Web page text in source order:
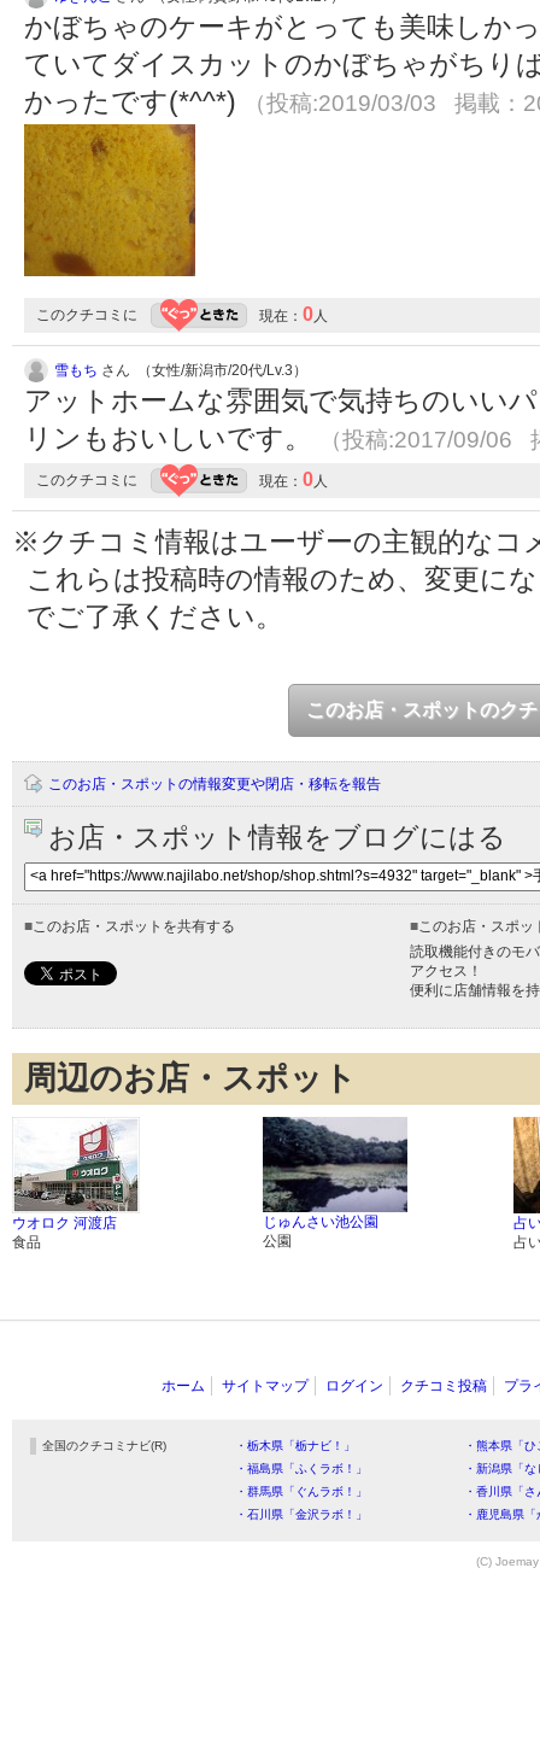
かぼちゃのケーキがとっても美味しか
ていてダイスカットのかぼちゃがちり
かったです(*^^*)
（投稿:2019/03/03 掲載：
このクチコミに 現在： 0 人
雪もち さん （女性/新潟市/20代/Lv.3）
アットホームな雰囲気で気持ちのいい
リンもおいしいです。
（投稿:2017/09/06
このクチコミに 現在： 0 人
※クチコミ情報はユーザーの主観的なコ
これらは投稿時の情報のため、変更に
でご了承ください。
このお店・スポットのク
このお店・スポットの情報変更や閉店・移転を報告
お店・スポット情報をブログにはる
■ このお店・スポットを共有する ■ このお店・スポ
読取機能付きのモ
アクセス！
便利に店舗情報を
周辺のお店・スポット
ウオロク 河渡店
食品
じゅんさい池公園
公園
占
占
ホーム サイトマップ ログイン クチコミ投稿 プラ
全国のクチコミナビ(R) ・栃木県「栃ナビ！」
・熊本県「
・福島県「ふくラボ！」
・新潟県「
・群馬県「ぐんラボ！」
・香川県「
・石川県「金沢ラボ！」
・鹿児島県
(C)